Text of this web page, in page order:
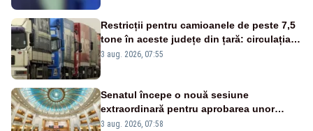
Restricții pentru camioanele de peste 7,5
tone în aceste județe din țară: circulația
este interzisă luni, între orele 12:00 și
3 aug. 2026, 07:55
Senatul începe o nouă sesiune
extraordinară pentru aprobarea unor
jaloane din PNRR
3 aug. 2026, 07:58